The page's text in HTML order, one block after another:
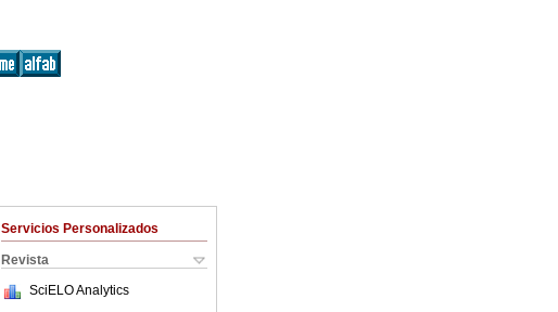
Servicios Personalizados
Revista
SciELO Analytics